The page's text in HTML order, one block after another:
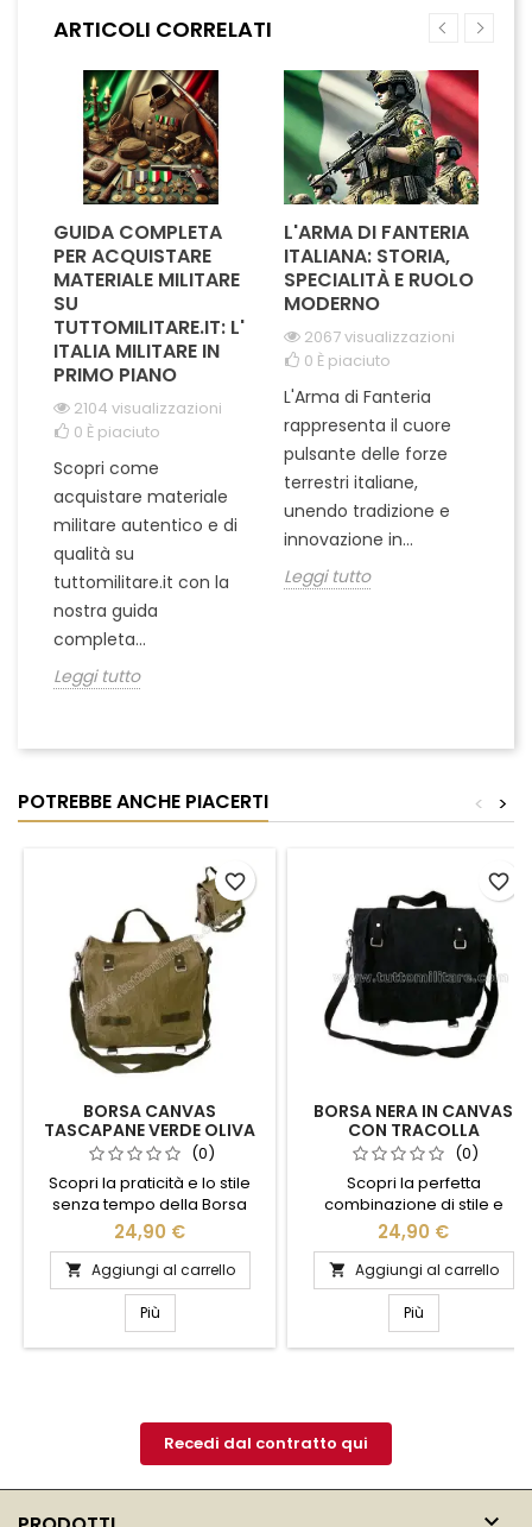
escursioni più lunghe, mentre
scomparti facilitano...
organizzare facilmente il tuo
in materiale...
ARTICOLI CORRELATI
GUIDA COMPLETA
PER ACQUISTARE
MATERIALE MILITARE
SU
TUTTOMILITARE.IT: L'
ITALIA MILITARE IN
PRIMO PIANO
2104 visualizzazioni
0 È piaciuto
Scopri come
acquistare materiale
militare autentico e di
qualità su
tuttomilitare.it con la
nostra guida
completa...
Leggi tutto
L'ARMA DI FANTERIA
ITALIANA: STORIA,
SPECIALITÀ E RUOLO
MODERNO
2067 visualizzazioni
0 È piaciuto
L'Arma di Fanteria
rappresenta il cuore
pulsante delle forze
terrestri italiane,
unendo tradizione e
innovazione in...
Leggi tutto
POTREBBE ANCHE PIACERTI >
<
BORSA CANVAS
TASCAPANE VERDE OLIVA
CON TRACOLLA
(0)
Scopri la praticità e lo stile
senza tempo della Borsa
Canvas Tascapane Verde
Oliva con Tracolla. Realizzata
in robusto canvas, questa
borsa è perfetta per
accompagnarti nelle tue
avventure quotidiane. Il suo
design versatile e il colore
mentre la tracolla regolabile
offre comfort e praticità.
Dotata...
24,90 €
 Aggiungi al carrello
Più
favorite_border
BORSA NERA IN CANVAS
CON TRACOLLA
(0)
Scopri la perfetta
combinazione di stile e
funzionalità con la nostra
Borsa Nera in Canvas con
Tracolla. Realizzata in
resistente tessuto di canvas,
questa borsa è ideale per
accompagnarti in ogni
avventura quotidiana. Il
qualsiasi outfit, mentre la
tracolla regolabile offre
comfort e praticità. Con
24,90 €
 Aggiungi al carrello
Più
favorite_border
Recedi dal contratto qui